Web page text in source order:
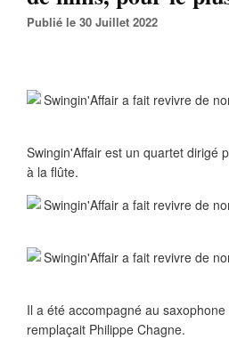
Publié le 30 Juillet 2022
Swingin'Affair est un quartet dirigé
à la flûte.
Il a été accompagné au
remplaçait Philippe Chagne.